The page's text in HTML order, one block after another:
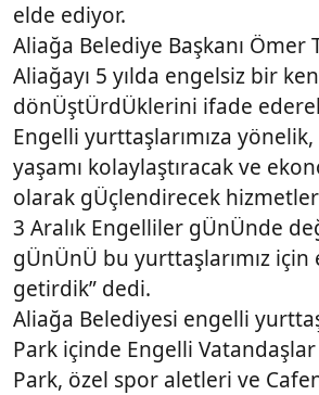
elde ediyor.
Aliağa Belediye Başkanı Ömer
Aliağayı 5 yılda engelsiz bir
dönÜştÜrdÜklerini ifade
Engelli yurttaşlarımıza
yaşamı kolaylaştıracak ve
olarak gÜçlendirecek
3 Aralık Engelliler gÜnÜnde
gÜnÜnÜ bu yurttaşlarımız için
getirdik” dedi.
Aliağa Belediyesi engelli
Park içinde Engelli
Park, özel spor aletleri ve